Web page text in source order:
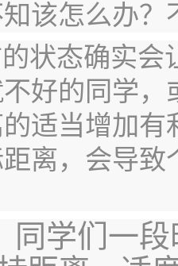
该怎么办？
状态确实会
好的同学
适当增加
离，会导
同学们一